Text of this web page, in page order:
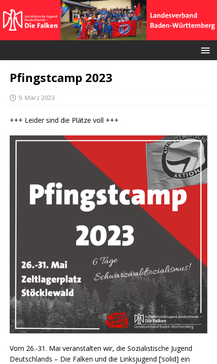
Pfingstcamp 2023
9. März 2023
+++ Leider sind die Plätze voll +++
Vom 26.-31. Mai veranstalten wir, die Sozialistische Jugend
Deutschlands – Die Falken und die Linksjugend [’solid] ein